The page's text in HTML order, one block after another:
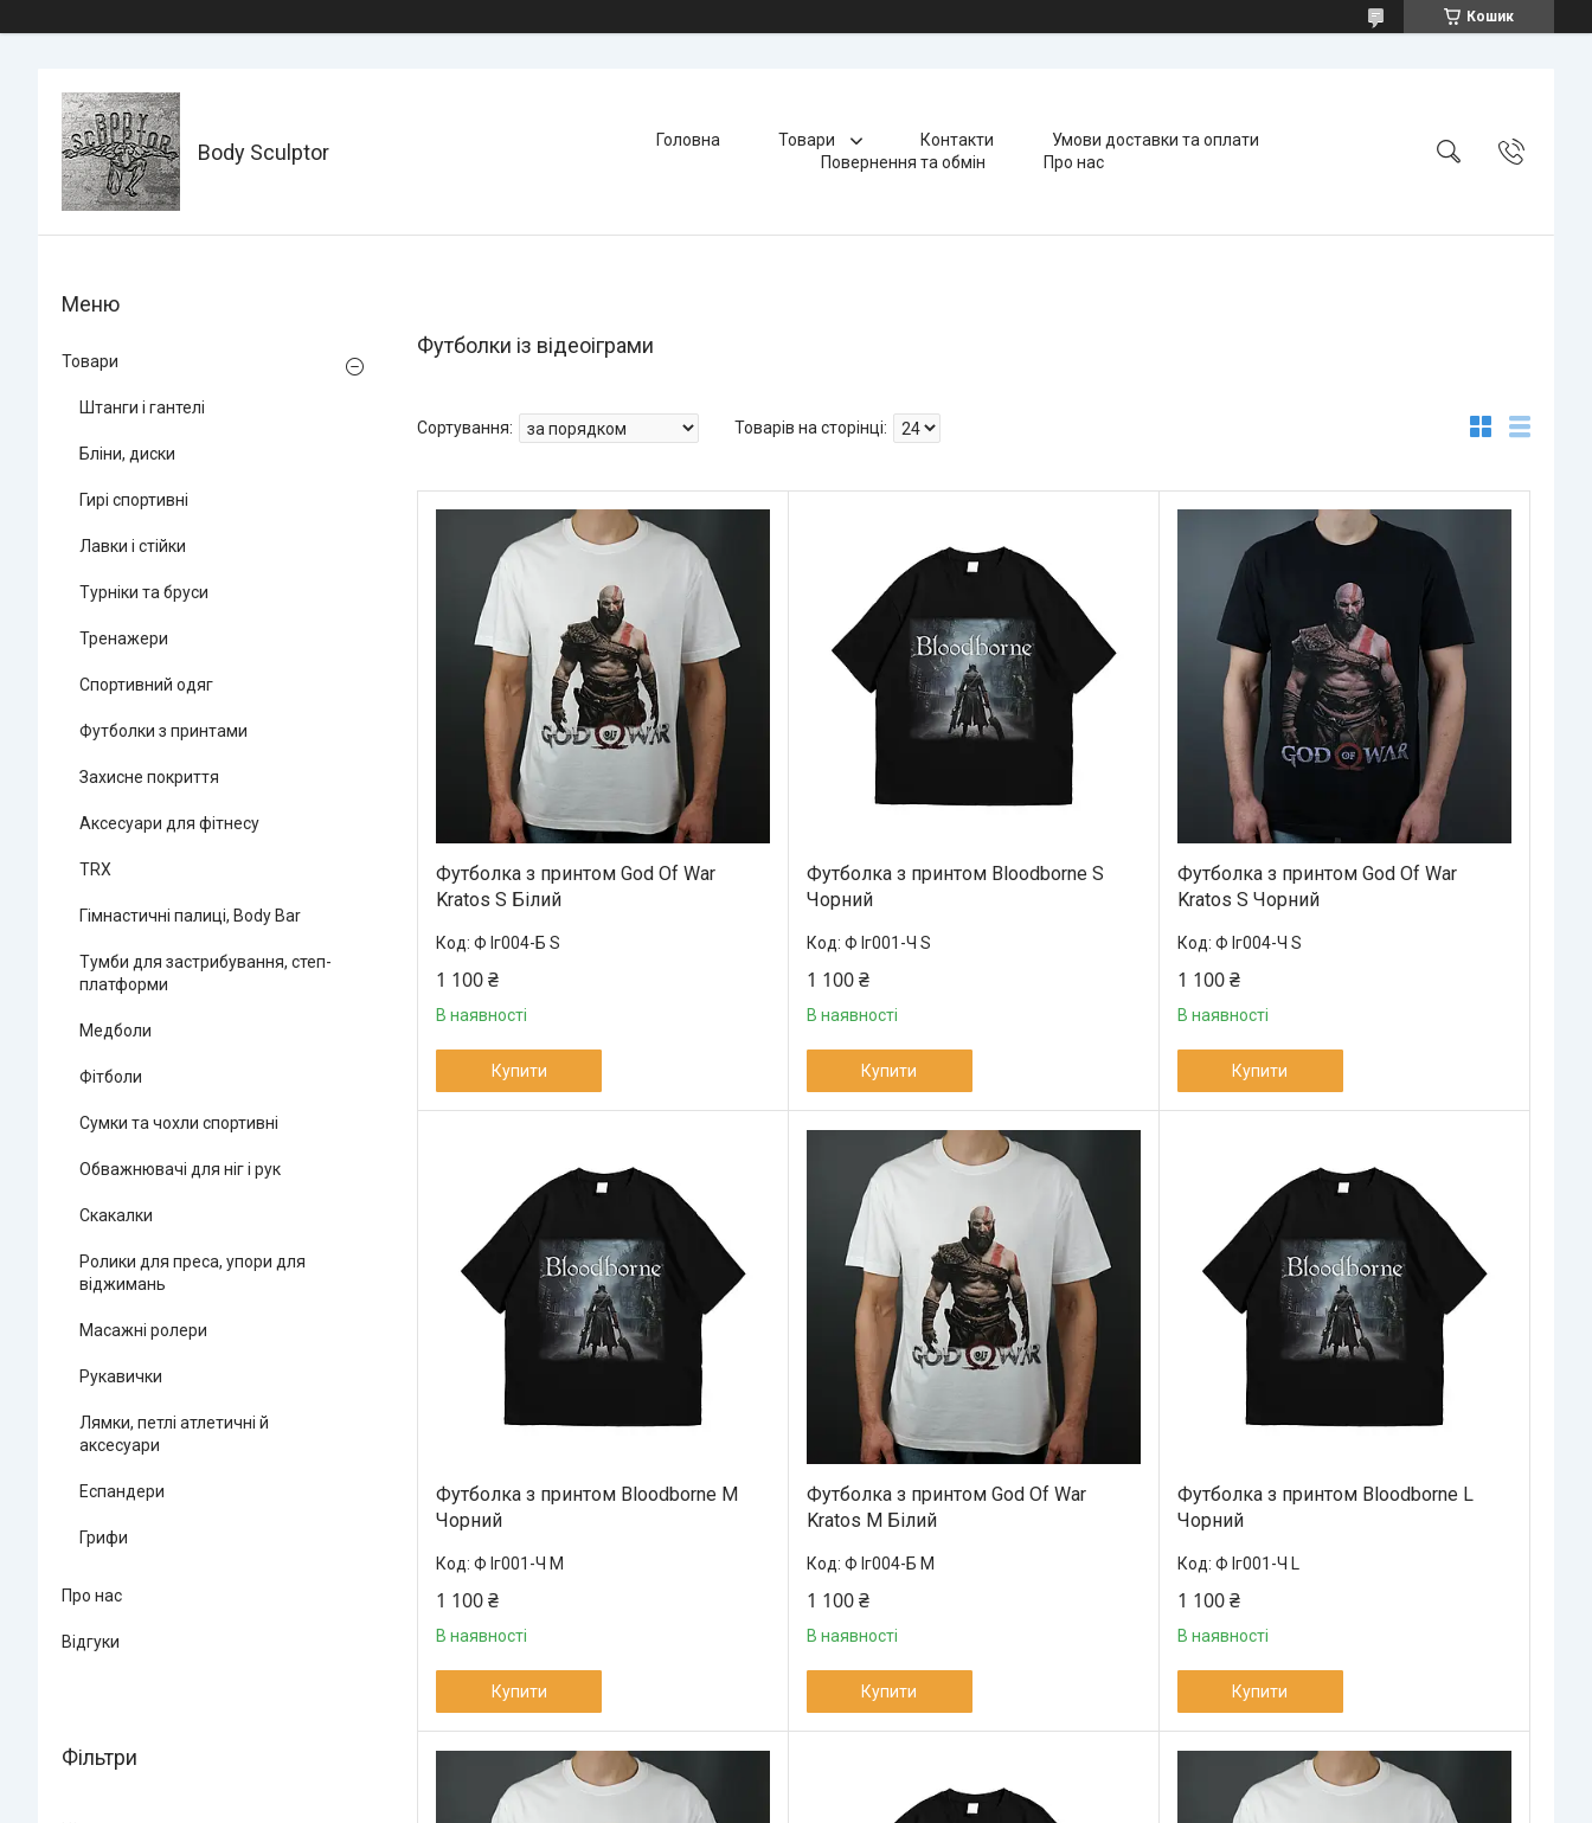
Кошик
Body Sculptor Головна Товари Контакти
Умови доставки та оплати
Повернення та обмін
Про нас
Футболки із відеоіграми
Футболка з принтом God Of War
Kratos S Білий
Ф Іг004-Б S
1 100 ₴
В наявності
Купити
Футболка з принтом Bloodborne S
Чорний
Ф Іг001-Ч S
1 100 ₴
В наявності
Купити
Футболка з принтом God Of War
Kratos S Чорний
Ф Іг004-Ч S
1 100 ₴
В наявності
Купити
Футболка з принтом Bloodborne M
Чорний
Ф Іг001-Ч M
1 100 ₴
В наявності
Купити
Футболка з принтом God Of War
Kratos M Білий
Ф Іг004-Б M
1 100 ₴
В наявності
Купити
Футболка з принтом Bloodborne L
Чорний
Ф Іг001-Ч L
1 100 ₴
В наявності
Купити
Товари
Штанги і гантелі
Бліни, диски
Гирі спортивні
Лавки і стійки
Турніки та бруси
Тренажери
Спортивний одяг
Футболки з принтами
Захисне покриття
Аксесуари для фітнесу
TRX
Гімнастичні палиці, Body Bar
Тумби для застрибування, степ-
платформи
Медболи
Фітболи
Сумки та чохли спортивні
Обважнювачі для ніг і рук
Скакалки
Ролики для преса, упори для
віджимань
Масажні ролери
Рукавички
Лямки, петлі атлетичні й
аксесуари
Еспандери
Грифи
Про нас
Відгуки
Фільтри